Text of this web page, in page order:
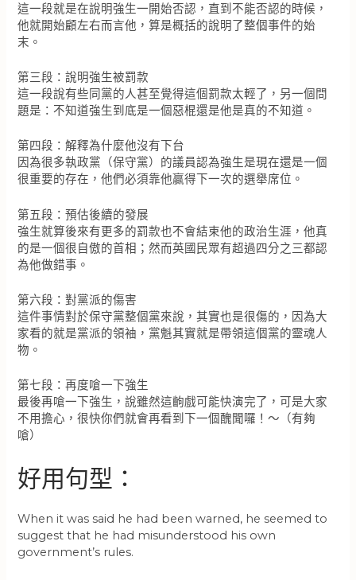
這一段就是在說明強生一開始否認，直到不能否認的時候，
他就開始顧左右而言他，算是概括的說明了整個事件的始
末。
第三段：說明強生被罰款
這一段說有些同黨的人甚至覺得這個罰款太輕了，另一個問
題是：不知道強生到底是一個惡棍還是他是真的不知道。
第四段：解釋為什麼他沒有下台
因為很多執政黨（保守黨）的議員認為強生是現在還是一個
很重要的存在，他們必須靠他贏得下一次的選舉席位。
第五段：預估後續的發展
強生就算後來有更多的罰款也不會結束他的政治生涯，他真
的是一個很自傲的首相；然而英國民眾有超過四分之三都認
為他做錯事。
第六段：對黨派的傷害
這件事情對於保守黨整個黨來說，其實也是很傷的，因為大
家看的就是黨派的領袖，黨魁其實就是帶領這個黨的靈魂人
物。
第七段：再度嗆一下強生
最後再嗆一下強生，說雖然這齣戲可能快演完了，可是大家
不用擔心，很快你們就會再看到下一個醜聞囉！～（有夠
嗆）
好用句型：
When it was said he had been warned, he seemed to
suggest that he had misunderstood his own
government’s rules.